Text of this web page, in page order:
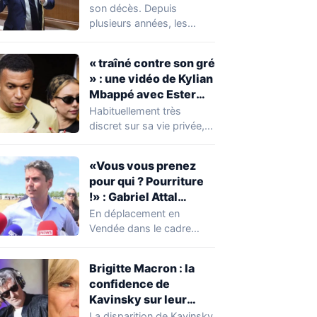
réserver une
mauvaise surprise à
son décès. Depuis
plusieurs années, les
concernant le seuil…
« traîné contre son gré
» : une vidéo de Kylian
Mbappé avec Ester
Expósito en Italie agite
la toile
Habituellement très
discret sur sa vie privée,
«Vous vous prenez
pour qui ? Pourriture
!» : Gabriel Attal
chahuté sur un
campement illégal
En déplacement en
Vendée dans le cadre
occupations…
Brigitte Macron : la
confidence de
Kavinsky sur leur